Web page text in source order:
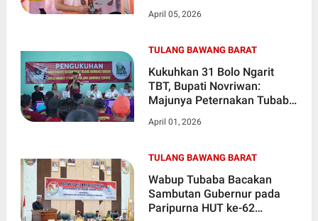
Infrastruktur
April 05, 2026
TULANG BAWANG BARAT
Kukuhkan 31 Bolo Ngarit
TBT, Bupati Novriwan:
Majunya Peternakan Tubaba
April 01, 2026
TULANG BAWANG BARAT
Wabup Tubaba Bacakan
Sambutan Gubernur pada
Paripurna HUT ke-62